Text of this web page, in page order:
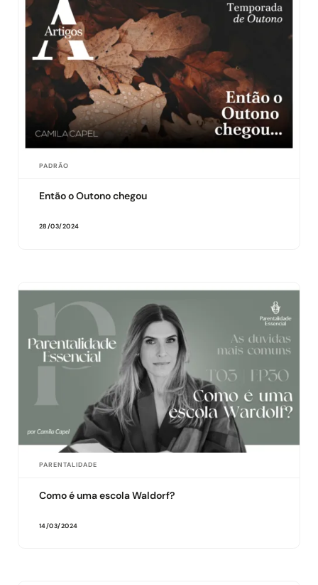
PADRÃO
Então o Outono chegou
28/03/2024
PARENTALIDADE
Como é uma escola Waldorf?
14/03/2024